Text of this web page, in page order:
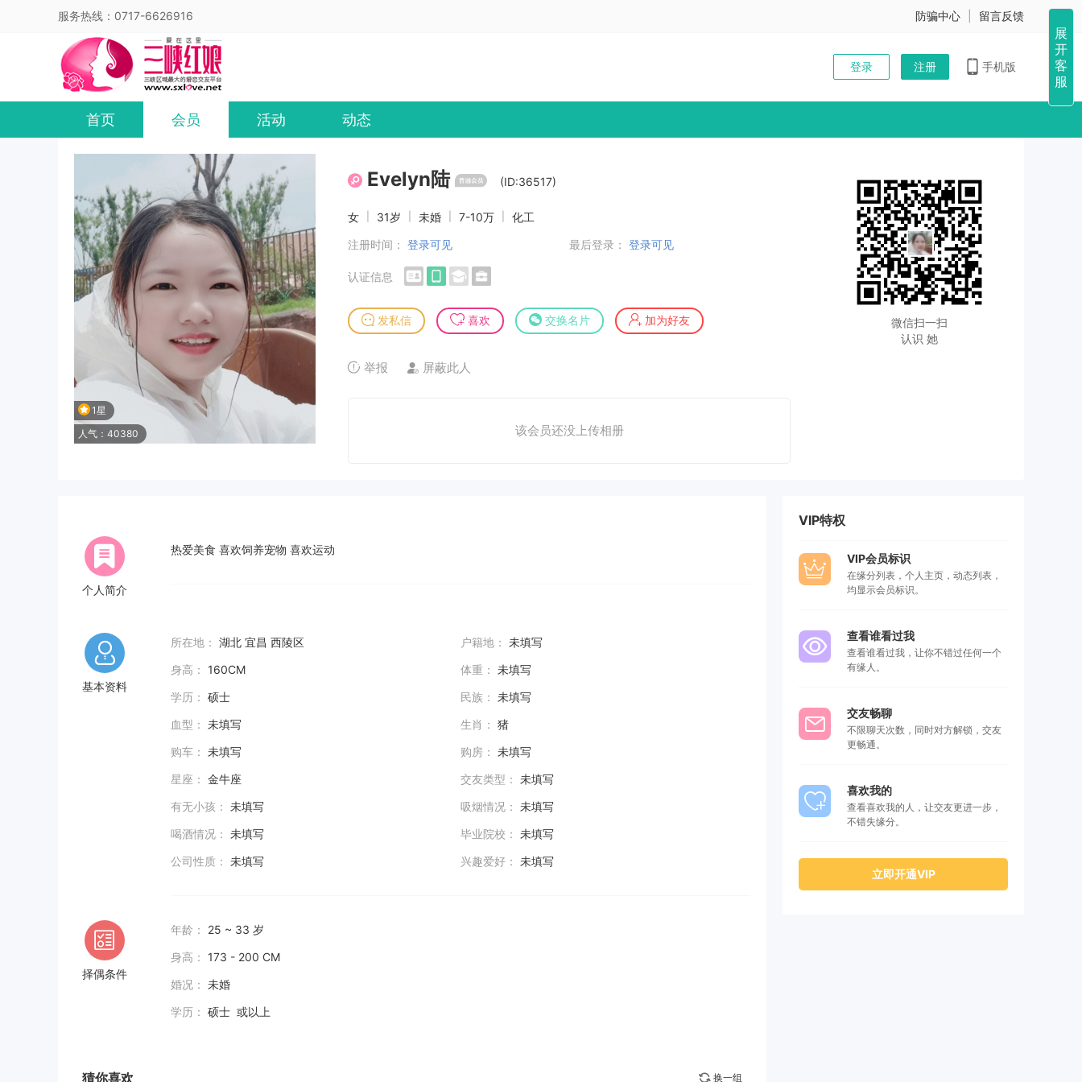
服务热线：0717-6626916 防骗中心 留言反馈
登录 注册 手机版
首页 会员 活动 动态
1星
人气：40380
Evelyn陆 (ID:36517)
女 31岁 未婚 7-10万
化工
注册时间： 登录可见 最后登录： 登录可见
认证信息
发私信 喜欢 交换名片 加为好友
举报 屏蔽此人
该会员还没上传相册
微信扫一扫
认识 她
个人简介
热爱美食 喜欢饲养宠物 喜欢运动
基本资料
所在地： 湖北 宜昌 西陵区 户籍地： 未填写
身高：
160CM 体重： 未填写
学历： 硕士 民族： 未填写
血型： 未填写 生肖： 猪
购车： 未填写 购房： 未填写
星座： 金牛座 交友类型： 未填写
有无小孩： 未填写 吸烟情况： 未填写
喝酒情况： 未填写 毕业院校： 未填写
公司性质： 未填写 兴趣爱好： 未填写
择偶条件
年龄：
25 ~ 33 岁
身高：
173 - 200 CM
婚况： 未婚
学历： 硕士 或以上
猜你喜欢 换一组
VIP特权
VIP会员标识
在缘分列表，个人主页，动态列表，
均显示会员标识。
查看谁看过我
查看谁看过我，让你不错过任何一个
有缘人。
交友畅聊
不限聊天次数，同时对方解锁，交友
更畅通。
喜欢我的
查看喜欢我的人，让交友更进一步，
不错失缘分。
立即开通VIP
展
开
客
服